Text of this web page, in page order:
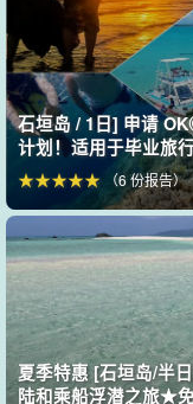
石垣岛
小滨岛
竹富岛
XX Kuroshima.
XX 帕纳里岛（
西表岛
鸠间岛
加山岛
XX 幻影岛（滨岛）
巴拉斯岛
我们可以带您去各种
石垣岛 / 1日] 申请
计划！适用于毕业旅
（6 份报告）
夏季特惠 [石垣岛/半
陆和乘船浮潜之旅★